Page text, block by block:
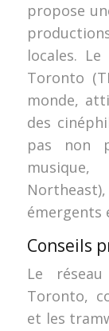
propose
locales.
Toronto
monde,
des
pas non
émergents
Conseils
Le
Toronto,
et les